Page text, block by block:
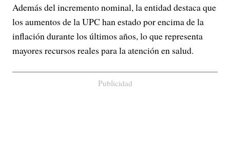
Además del incremento nominal, la entidad destaca que
los aumentos de la UPC han estado por encima de la
inflación durante los últimos años, lo que representa
mayores recursos reales para la atención en salud.
Publicidad